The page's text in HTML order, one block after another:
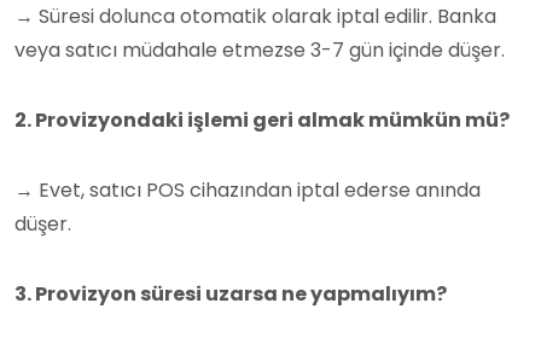
→ Süresi dolunca otomatik olarak iptal edilir. Banka
veya satıcı müdahale etmezse 3-7 gün içinde düşer.
2. Provizyondaki işlemi geri almak mümkün mü?
→ Evet, satıcı POS cihazından iptal ederse anında
düşer.
3. Provizyon süresi uzarsa ne yapmalıyım?